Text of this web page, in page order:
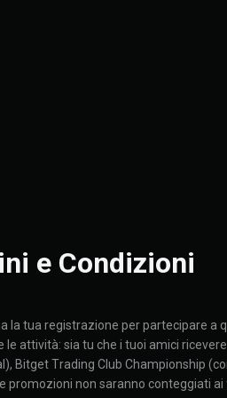
e Condizioni
la tua registrazione per partecipare a
le attività: sia tu che i tuoi amici
Bitget Trading Club Championship
promozioni non saranno conteggiati